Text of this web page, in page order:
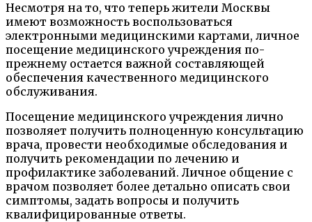
Несмотря на то, что теперь жители Москвы
имеют возможность воспользоваться
электронными медицинскими картами, личное
посещение медицинского учреждения по-
прежнему остается важной составляющей
обеспечения качественного медицинского
обслуживания.
Посещение медицинского учреждения лично
позволяет получить полноценную консультацию
врача, провести необходимые обследования и
получить рекомендации по лечению и
профилактике заболеваний. Личное общение с
врачом позволяет более детально описать свои
симптомы, задать вопросы и получить
квалифицированные ответы.